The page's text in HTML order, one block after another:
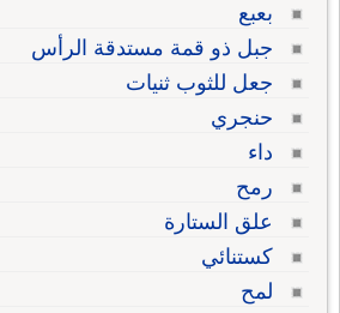
بعبع
جبل ذو قمة مستدقة الرأس
جعل للثوب ثنيات
حنجري
داء
رمح
علق الستارة
كستنائي
لمح